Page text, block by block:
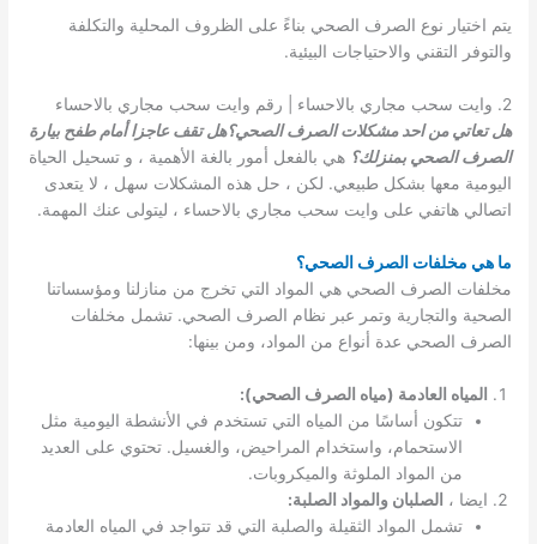
يتم اختيار نوع الصرف الصحي بناءً على الظروف المحلية والتكلفة
والتوفر التقني والاحتياجات البيئية.
2. وايت سحب مجاري بالاحساء | رقم وايت سحب مجاري بالاحساء
هل تعاتي من احد مشكلات الصرف الصحي؟هل تقف عاجزا أمام طفح بيارة
الصرف الصحي بمنزلك؟ هي بالفعل أمور بالغة الأهمية ، و تسحيل الحياة
اليومية معها بشكل طبيعي. لكن ، حل هذه المشكلات سهل ، لا يتعدى
اتصالي هاتفي على وايت سحب مجاري بالاحساء ، ليتولى عنك المهمة.
ما هي مخلفات الصرف الصحي؟
مخلفات الصرف الصحي هي المواد التي تخرج من منازلنا ومؤسساتنا
الصحية والتجارية وتمر عبر نظام الصرف الصحي. تشمل مخلفات
الصرف الصحي عدة أنواع من المواد، ومن بينها:
المياه العادمة (مياه الصرف الصحي):
تتكون أساسًا من المياه التي تستخدم في الأنشطة اليومية مثل
الاستحمام، واستخدام المراحيض، والغسيل. تحتوي على العديد
من المواد الملوثة والميكروبات.
ايضا ، الصلبان والمواد الصلبة:
تشمل المواد الثقيلة والصلبة التي قد تتواجد في المياه العادمة